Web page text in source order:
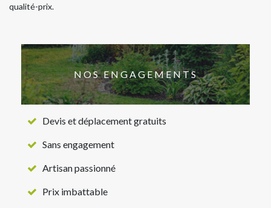
qualité-prix.
NOS ENGAGEMENTS
Devis et déplacement gratuits
Sans engagement
Artisan passionné
Prix imbattable